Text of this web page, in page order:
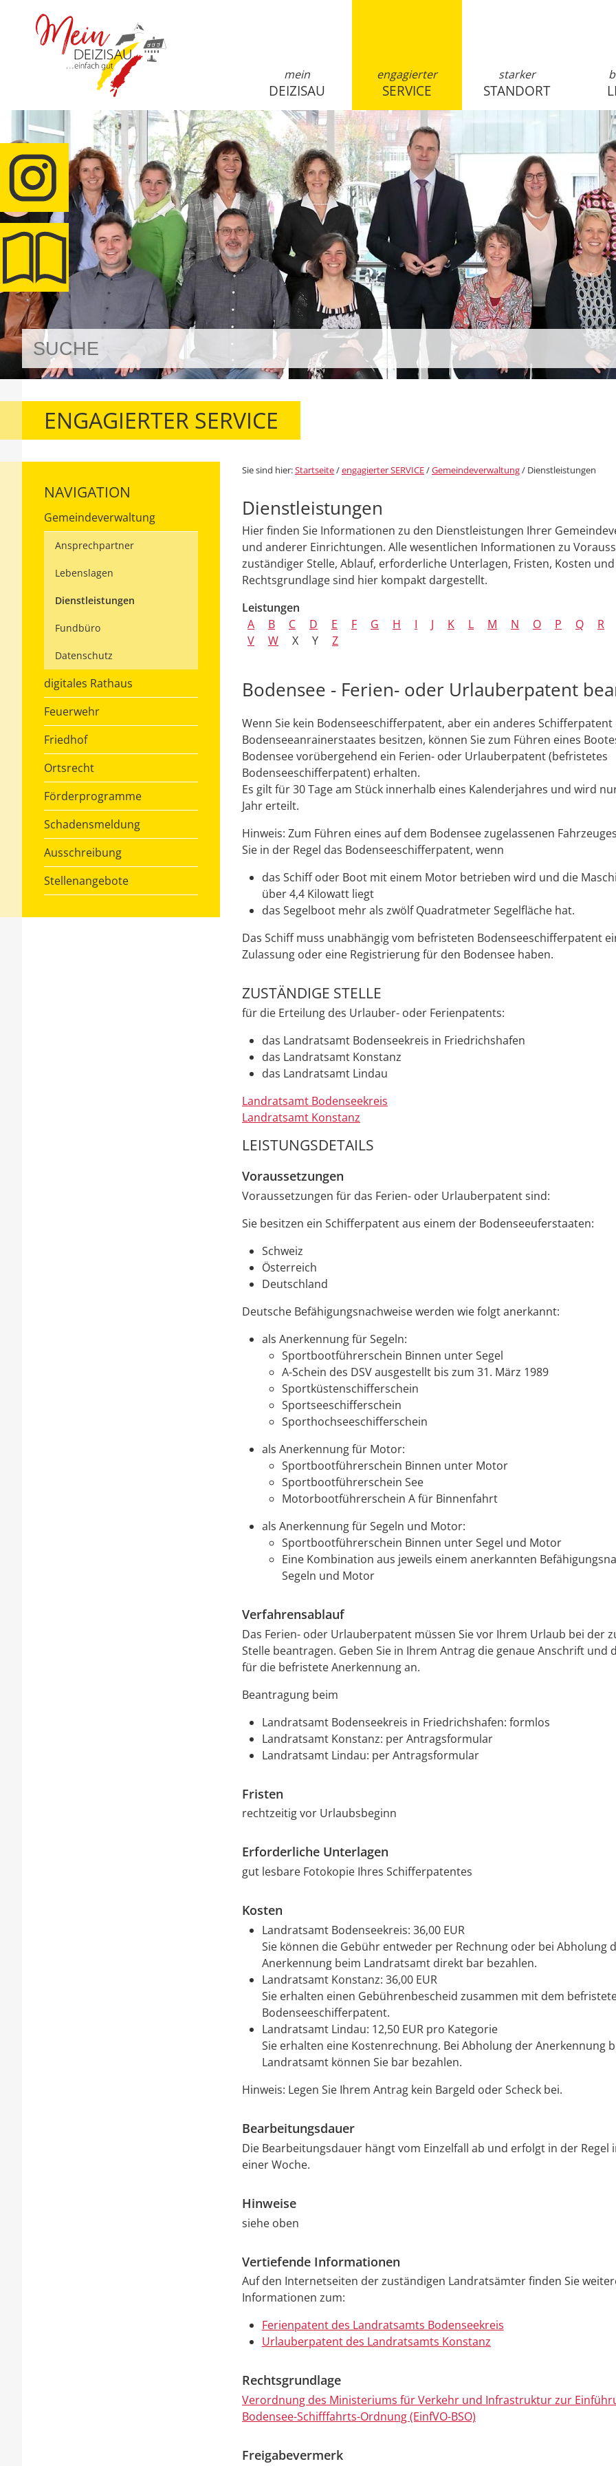
mein
DEIZISAU
engagierter
SERVICE
starker
STANDORT
ENGAGIERTER SERVICE
NAVIGATION
Gemeindeverwaltung
Ansprechpartner
Lebenslagen
Dienstleistungen
Fundbüro
Datenschutz
digitales Rathaus
Feuerwehr
Friedhof
Ortsrecht
Förderprogramme
Schadensmeldung
Ausschreibung
Stellenangebote
Sie sind hier:Startseite/engagierter SERVICE/Gemeindeverwaltung/ Dienstleistungen
Dienstleistungen
Hier finden Sie Informationen zu den Dienstleistungen Ihrer
und anderer Einrichtungen. Alle wesentlichen Informationen zu
zuständiger Stelle, Ablauf, erforderliche Unterlagen, Fristen, Kosten
Rechtsgrundlage sind hier kompakt dargestellt.
Leistungen
A
B C D E F G H I J K L M N O P Q
R
V
W X Y Z
Bodensee - Ferien- oder Urlauberpatent
Wenn Sie kein Bodenseeschifferpatent, aber ein anderes Schifferpatent
Bodenseeanrainerstaates besitzen, können Sie zum Führen eines
Bodensee vorübergehend ein Ferien- oder Urlauberpatent (befristetes
Bodenseeschifferpatent) erhalten.
Es gilt für 30 Tage am Stück innerhalb eines Kalenderjahres und wird
Jahr erteilt.
Hinweis: Zum Führen eines auf dem Bodensee zugelassenen
Sie in der Regel das Bodenseeschifferpatent, wenn
das Schiff oder Boot mit einem Motor betrieben wird und die
über 4,4 Kilowatt liegt
das Segelboot mehr als zwölf Quadratmeter Segelfläche hat.
Das Schiff muss unabhängig vom befristeten Bodenseeschifferpatent
Zulassung oder eine Registrierung für den Bodensee haben.
ZUSTÄNDIGE STELLE
für die Erteilung des Urlauber- oder Ferienpatents:
das Landratsamt Bodenseekreis in Friedrichshafen
das Landratsamt Konstanz
das Landratsamt Lindau
Landratsamt Bodenseekreis
Landratsamt Konstanz
LEISTUNGSDETAILS
Voraussetzungen
Voraussetzungen für das Ferien- oder Urlauberpatent sind:
Sie besitzen ein Schifferpatent aus einem der Bodenseeuferstaaten:
Schweiz
Österreich
Deutschland
Deutsche Befähigungsnachweise werden wie folgt anerkannt:
als Anerkennung für Segeln:
Sportbootführerschein Binnen unter Segel
A-Schein des DSV ausgestellt bis zum 31. März 1989
Sportküstenschifferschein
Sportseeschifferschein
Sporthochseeschifferschein
als Anerkennung für Motor:
Sportbootführerschein Binnen unter Motor
Sportbootführerschein See
Motorbootführerschein A für Binnenfahrt
als Anerkennung für Segeln und Motor:
Sportbootführerschein Binnen unter Segel und Motor
Eine Kombination aus jeweils einem anerkannten
Segeln und Motor
Verfahrensablauf
Das Ferien- oder Urlauberpatent müssen Sie vor Ihrem Urlaub bei der
Stelle beantragen. Geben Sie in Ihrem Antrag die genaue Anschrift und
für die befristete Anerkennung an.
Beantragung beim
Landratsamt Bodenseekreis in Friedrichshafen: formlos
Landratsamt Konstanz: per Antragsformular
Landratsamt Lindau: per Antragsformular
Fristen
rechtzeitig vor Urlaubsbeginn
Erforderliche Unterlagen
gut lesbare Fotokopie Ihres Schifferpatentes
Kosten
Landratsamt Bodenseekreis: 36,00 EUR
Sie können die Gebühr entweder per Rechnung oder bei Abholung
Anerkennung beim Landratsamt direkt bar bezahlen.
Landratsamt Konstanz: 36,00 EUR
Sie erhalten einen Gebührenbescheid zusammen mit dem
Bodenseeschifferpatent.
Landratsamt Lindau: 12,50 EUR pro Kategorie
Sie erhalten eine Kostenrechnung. Bei Abholung der Anerkennung
Landratsamt können Sie bar bezahlen.
Hinweis: Legen Sie Ihrem Antrag kein Bargeld oder Scheck bei.
Bearbeitungsdauer
Die Bearbeitungsdauer hängt vom Einzelfall ab und erfolgt in der Regel
einer Woche.
Hinweise
siehe oben
Vertiefende Informationen
Auf den Internetseiten der zuständigen Landratsämter finden Sie
Informationen zum:
Ferienpatent des Landratsamts Bodenseekreis
Urlauberpatent des Landratsamts Konstanz
Rechtsgrundlage
Verordnung des Ministeriums für Verkehr und Infrastruktur zur
Bodensee-Schifffahrts-Ordnung (EinfVO-BSO)
Freigabevermerk